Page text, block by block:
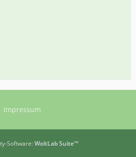
Impressum
Software: WoltLab Suite™